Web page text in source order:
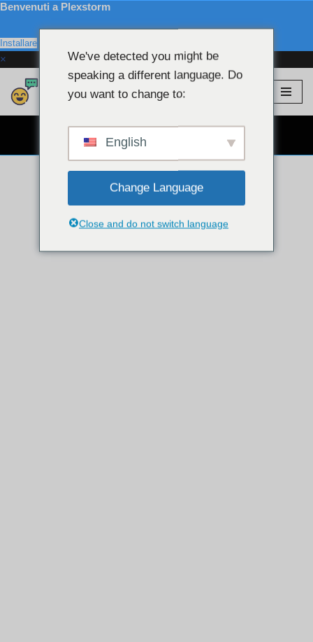
Benvenuti a Plexstorm
Installare
×
Salta
Plexstorm 💖 Modelli VIP
CHAT WEBCAM GRATUITA 👉
We've detected you might be
speaking a different language. Do
you want to change to:
English
Change Language
Close and do not switch language